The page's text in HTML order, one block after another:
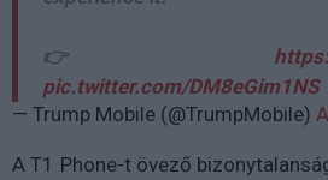
👉
pic.twitter.com/DM8eGim1NS
— Trump Mobile (@TrumpMobile)
A T1 Phone-t övező